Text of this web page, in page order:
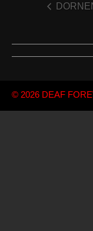
© 2026 DEAF